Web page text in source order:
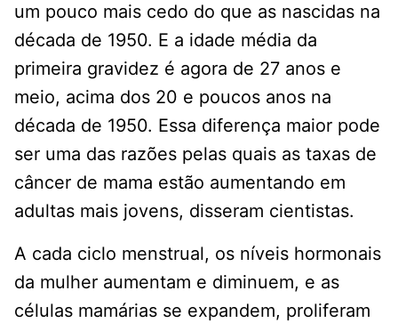
um pouco mais cedo do que as nascidas na
década de 1950. E a idade média da
primeira gravidez é agora de 27 anos e
meio, acima dos 20 e poucos anos na
década de 1950. Essa diferença maior pode
ser uma das razões pelas quais as taxas de
câncer de mama estão aumentando em
adultas mais jovens, disseram cientistas.
A cada ciclo menstrual, os níveis hormonais
da mulher aumentam e diminuem, e as
células mamárias se expandem, proliferam